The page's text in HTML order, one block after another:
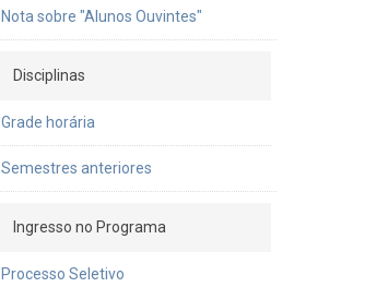
Nota sobre "Alunos Ouvintes"
Disciplinas
Grade horária
Semestres anteriores
Ingresso no Programa
Processo Seletivo